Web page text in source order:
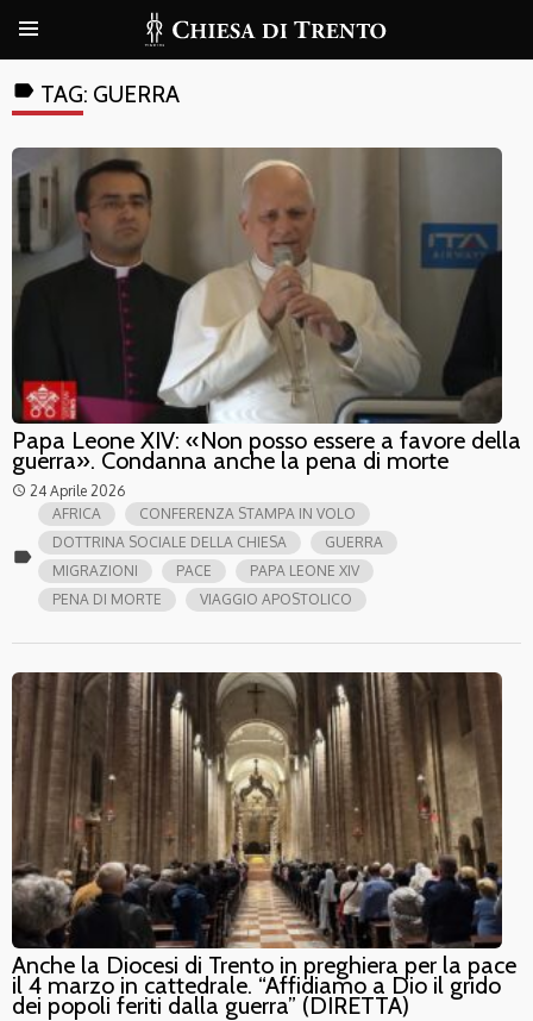
label TAG: GUERRA
Papa Leone XIV: «Non posso essere a favore della
guerra». Condanna anche la pena di morte
access_time 24 Aprile 2026
label
AFRICA
CONFERENZA STAMPA IN VOLO
DOTTRINA SOCIALE DELLA CHIESA
GUERRA
MIGRAZIONI
PACE
PAPA LEONE XIV
PENA DI MORTE
VIAGGIO APOSTOLICO
Anche la Diocesi di Trento in preghiera per la pace
il 4 marzo in cattedrale. “Affidiamo a Dio il grido
dei popoli feriti dalla guerra” (DIRETTA)